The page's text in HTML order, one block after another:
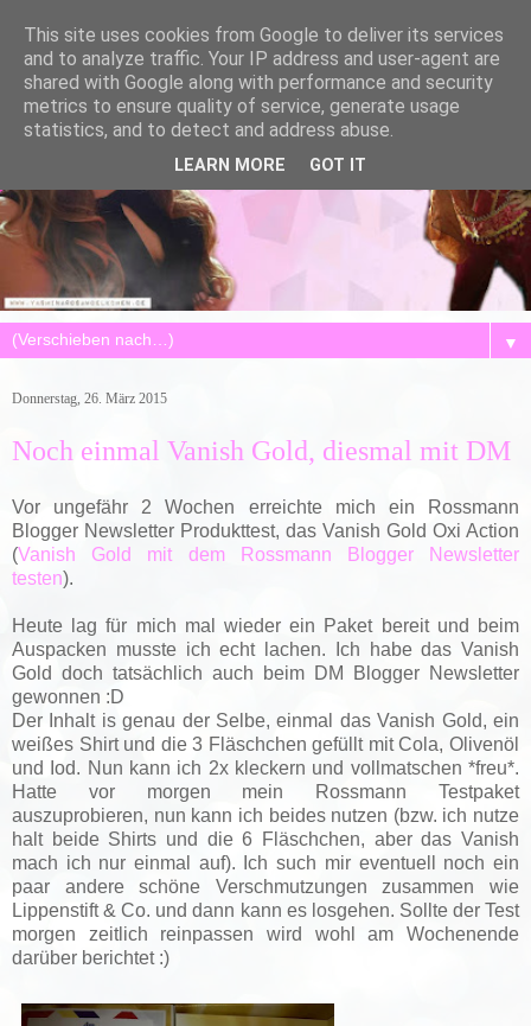
▼
Donnerstag, 26. März 2015
Noch einmal Vanish Gold, diesmal mit DM
Vor ungefähr 2 Wochen erreichte mich ein Rossmann
Blogger Newsletter Produkttest, das Vanish Gold Oxi Action
(Vanish Gold mit dem Rossmann Blogger Newsletter
testen).
Heute lag für mich mal wieder ein Paket bereit und beim
Auspacken musste ich echt lachen. Ich habe das Vanish
Gold doch tatsächlich auch beim DM Blogger Newsletter
gewonnen :D
Der Inhalt is genau der Selbe, einmal das Vanish Gold, ein
weißes Shirt und die 3 Fläschchen gefüllt mit Cola, Olivenöl
und Iod. Nun kann ich 2x kleckern und vollmatschen *freu*.
Hatte vor morgen mein Rossmann Testpaket
auszuprobieren, nun kann ich beides nutzen (bzw. ich nutze
halt beide Shirts und die 6 Fläschchen, aber das Vanish
mach ich nur einmal auf). Ich such mir eventuell noch ein
paar andere schöne Verschmutzungen zusammen wie
Lippenstift & Co. und dann kann es losgehen. Sollte der Test
morgen zeitlich reinpassen wird wohl am Wochenende
darüber berichtet :)
This site uses cookies from Google to deliver its services
and to analyze traffic. Your IP address and user-agent are
shared with Google along with performance and security
metrics to ensure quality of service, generate usage
statistics, and to detect and address abuse.
LEARN MORE GOT IT